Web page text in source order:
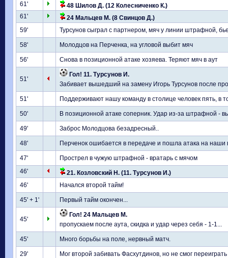
61'
48 Шилов Д. (12 Колесниченко К.)
61'
24 Мальцев М. (8 Свинцов Д.)
59'
Турсунов сыграл с партнером, мяч у линии штрафной,
58' Молодцов на Перченка, на угловой выбит мяч
56' Снова в позиционной атаке хозяева. Теряют мяч в аут
51'
Гол! 11. Турсунов И.
Забивает вышедший на замену Игорь Турсунов после
51' Поддерживают нашу команду в столице человек пять, в
50' В позиционной атаке соперник. Удар из-за штрафной -
49' Заброс Молодцова безадресный..
48' Перченок ошибается в передаче и пошла атака на
47'
Прострел в чужую штрафной - вратарь с мячом
46'
21. Козловский Н. (11. Турсунов И.)
46'
Начался второй тайм!
45' + 1' Первый тайм окончен...
45'
Гол! 24 Мальцев М.
пропускаем после аута, скидка и удар через себя - 1-1...
45' Много борьбы на поле, нервный матч.
29' Мог второй забивать Фасхутдинов, но не смог